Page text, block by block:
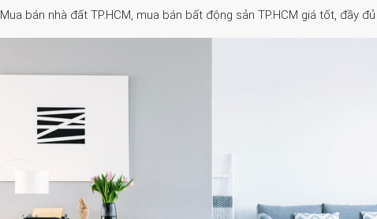
Mua bán nhà đất TP.HCM, mua bán bất động sản TP.HCM giá tốt,